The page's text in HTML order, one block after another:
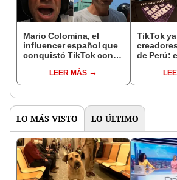
Mario Colomina, el
influencer español que
conquistó TikTok con
"Mi amor nació por la
gastronomía"
LEER MÁS
TikTok
de Perú:
llegar a
vistas
LO MÁS VISTO LO ÚLTIMO